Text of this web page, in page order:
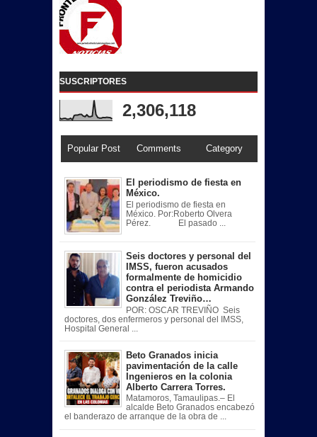
SUSCRIPTORES
2,306,118
Popular Post Comments Category
El periodismo de fiesta en
México.
El periodismo de fiesta en
México. Por:Roberto Olvera
Pérez. El pasado ...
Seis doctores y personal del
IMSS, fueron acusados
formalmente de homicidio
contra el periodista Armando
González Treviño…
POR: OSCAR TREVIÑO Seis
doctores, dos enfermeros y personal del IMSS,
Hospital General ...
Beto Granados inicia
pavimentación de la calle
Ingenieros en la colonia
Alberto Carrera Torres.
Matamoros, Tamaulipas.– El
alcalde Beto Granados encabezó
el banderazo de arranque de la obra de ...